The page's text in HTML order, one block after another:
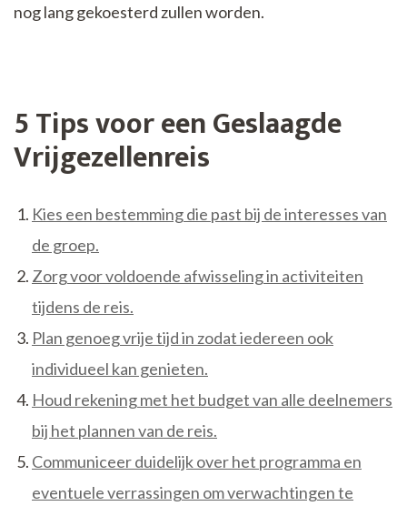
nog lang gekoesterd zullen worden.
5 Tips voor een Geslaagde
Vrijgezellenreis
Kies een bestemming die past bij de interesses van
de groep.
Zorg voor voldoende afwisseling in activiteiten
tijdens de reis.
Plan genoeg vrije tijd in zodat iedereen ook
individueel kan genieten.
Houd rekening met het budget van alle deelnemers
bij het plannen van de reis.
Communiceer duidelijk over het programma en
eventuele verrassingen om verwachtingen te